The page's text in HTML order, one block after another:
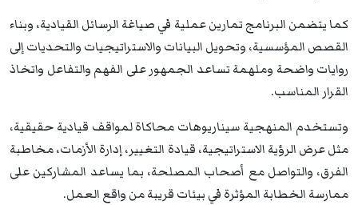
كما يتضمن البرنامج تمارين عملية في صياغة الرسائل القيادية، وبناء
القصص المؤسسية، وتحويل البيانات والاستراتيجيات والتحديات إلى
روايات واضحة وملهمة تساعد الجمهور على الفهم والتفاعل واتخاذ
القرار المناسب.
وتستخدم المنهجية سيناريوهات محاكاة لمواقف قيادية حقيقية،
مثل عرض الرؤية الاستراتيجية، قيادة التغيير، إدارة الأزمات، مخاطبة
الفرق، والتواصل مع أصحاب المصلحة، بما يساعد المشاركين على
ممارسة الخطابة المؤثرة في بيئات قريبة من واقع العمل.